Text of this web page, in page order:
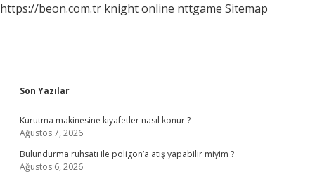
https://beon.com.tr knight online nttgame Sitemap
Sidebar
Son Yazılar
Kurutma makinesine kıyafetler nasıl konur ?
Ağustos 7, 2026
Bulundurma ruhsatı ile poligon’a atış yapabilir miyim ?
Ağustos 6, 2026